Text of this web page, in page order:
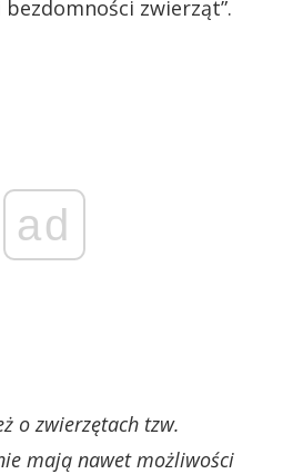
zwierząt”.
ad
o zwierzętach tzw.
mają nawet możliwości